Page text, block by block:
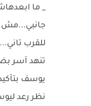
_ ما
جانبي...مش
للقرب تاني...
تنهد آسر
يوسف
نظر رعد